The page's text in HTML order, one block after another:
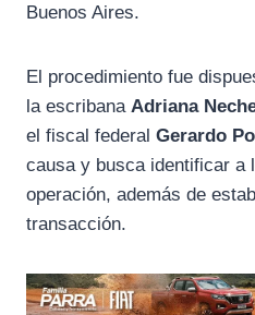
Buenos Aires.
El procedimiento fue
la escribana Adriana
el fiscal federal Gerardo
causa y busca identificar a
operación, además de
transacción.